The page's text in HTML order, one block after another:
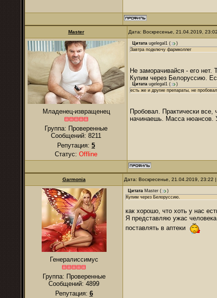
Master Дата: Воскресенье, 21.04.2019,
Младенец-извращенец
Группа: Проверенные
Сообщений: 8211
Репутация: 5
Статус: Offline
Цитата ugelegal1 (
)
Завтра подключу фармколлег
Не заморачивайся - его
Купим через Белоруссию.
Цитата ugelegal1 (
)
есть же и другие препараты, не
Пробовал. Практически
начинаешь. Масса нюансов.
Garmonia Дата: Воскресенье, 21.04.2019,
Генералиссимус
Группа: Проверенные
Сообщений: 4899
Репутация: 6
Цитата Master (
)
Купим через Белоруссию.
как хорошо, что хоть у нас
Я представляю ужас
поставлять в аптеки